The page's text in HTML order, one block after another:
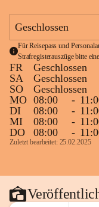
Geschlossen
Für Reisepass und
Strafregisterauszüge bitte
FR
Geschlossen
SA
Geschlossen
SO
Geschlossen
MO 08:00 -
DI
08:00 -
MI
08:00 -
DO
08:00 -
Zuletzt bearbeitet: 25.02.2025